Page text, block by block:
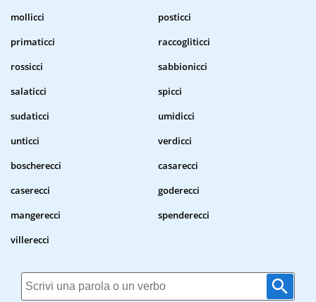
mollicci
posticci
primaticci
raccogliticci
rossicci
sabbionicci
salaticci
spicci
sudaticci
umidicci
unticci
verdicci
boscherecci
casarecci
caserecci
goderecci
mangerecci
spenderecci
villerecci